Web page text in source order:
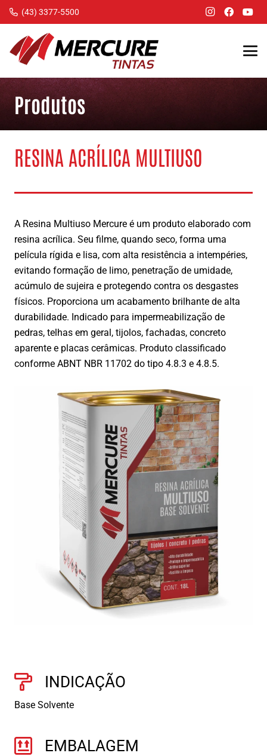
(43) 3377-5500
Produtos
RESINA ACRÍLICA MULTIUSO
A Resina Multiuso Mercure é um produto elaborado com
resina acrílica. Seu filme, quando seco, forma uma
película rígida e lisa, com alta resistência a intempéries,
evitando formação de limo, penetração de umidade,
acúmulo de sujeira e protegendo contra os desgastes
físicos. Proporciona um acabamento brilhante de alta
durabilidade. Indicado para impermeabilização de
pedras, telhas em geral, tijolos, fachadas, concreto
aparente e placas cerâmicas. Produto classificado
conforme ABNT NBR 11702 do tipo 4.8.3 e 4.8.5.
INDICAÇÃO
Base Solvente
EMBALAGEM